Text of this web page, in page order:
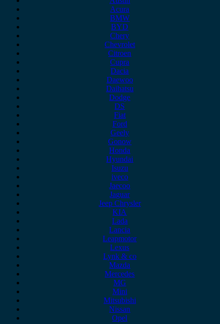
Acura
BMW
BYD
Chery
Chevrolet
Citroen
Cupra
Dacia
Daewoo
Daihatsu
Dodge
DS
Fiat
Ford
Geely
Gonow
Honda
Hyundai
Isuzu
iveco
Jaecoo
Jaguar
Jeep Chrysler
KIA
Lada
Lancia
Leapmotor
Lexus
Lynk & co
Mazda
Mercedes
MG
Mini
Mitsubishi
Nissan
Opel